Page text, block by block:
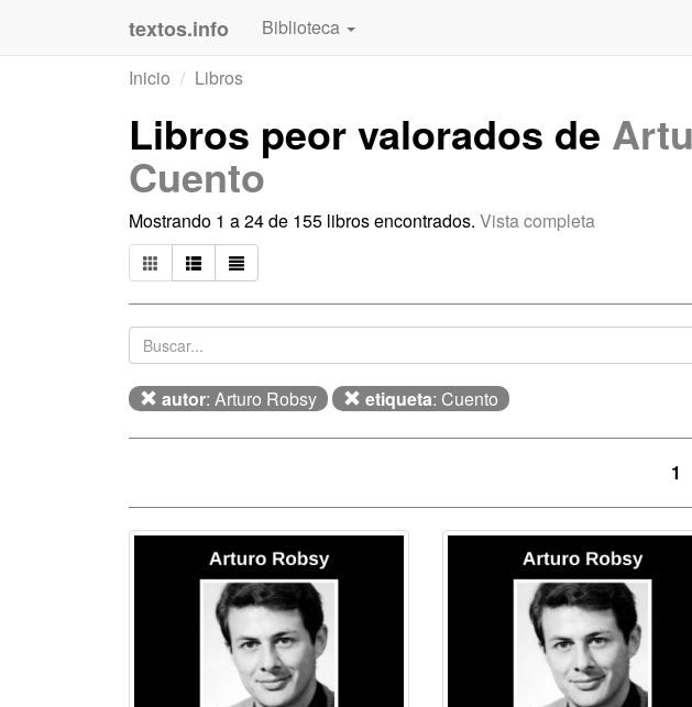
textos.info Biblioteca
Inicio
Libros
Libros peor valorados de
Cuento
Mostrando 1 a 24 de 155 libros encontrados. Vista completa
autor: Arturo Robsy etiqueta: Cuento
1